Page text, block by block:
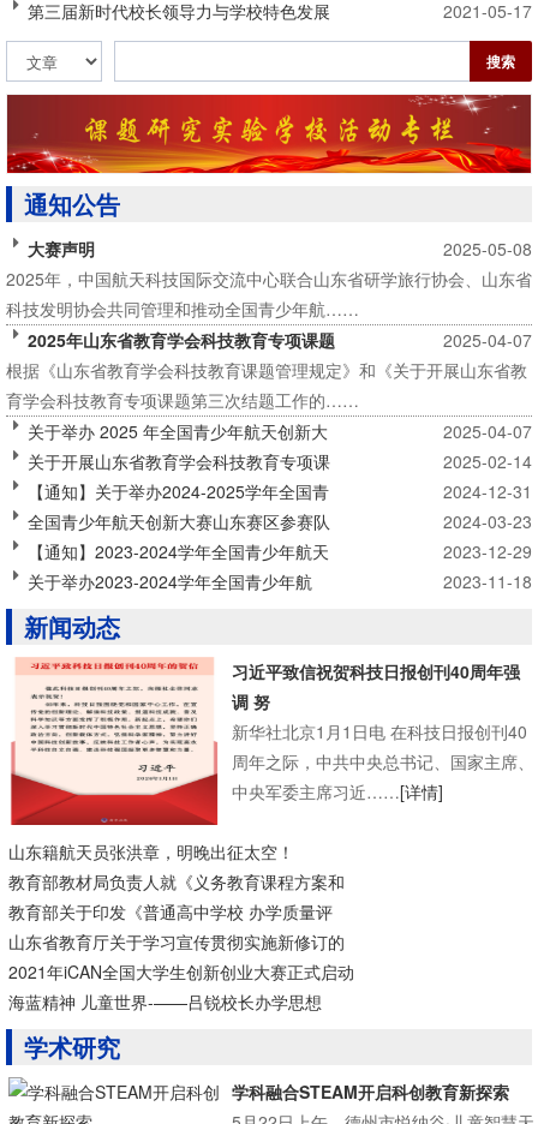
第三届新时代校长领导力与学校特色发展
2021-05-17
搜索
通知公告
大赛声明
2025-05-08
2025年，中国航天科技国际交流中心联合山东省研学旅行协会、山东省
科技发明协会共同管理和推动全国青少年航……
2025年山东省教育学会科技教育专项课题
2025-04-07
根据《山东省教育学会科技教育课题管理规定》和《关于开展山东省教
育学会科技教育专项课题第三次结题工作的……
关于举办 2025 年全国青少年航天创新大
2025-04-07
关于开展山东省教育学会科技教育专项课
2025-02-14
【通知】关于举办2024-2025学年全国青
2024-12-31
全国青少年航天创新大赛山东赛区参赛队
2024-03-23
【通知】2023-2024学年全国青少年航天
2023-12-29
​关于举办2023-2024学年全国青少年航
2023-11-18
新闻动态
习近平致信祝贺科技日报创刊40周年强
调 努
新华社北京1月1日电 在科技日报创刊40
周年之际，中共中央总书记、国家主席、
中央军委主席习近……[详情]
山东籍航天员张洪章，明晚出征太空！
教育部教材局负责人就《义务教育课程方案和
教育部关于印发《普通高中学校 办学质量评
山东省教育厅关于学习宣传贯彻实施新修订的
2021年iCAN全国大学生创新创业大赛正式启动
海蓝精神 儿童世界-——吕锐校长办学思想
学术研究
学科融合STEAM开启科创教育新探索